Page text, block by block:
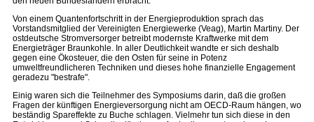
Von einem Quantenfortschritt in der Energieproduktion sprach das
Vorstandsmitglied der Vereinigten Energiewerke (Veag), Martin Martiny. Der
ostdeutsche Stromversorger betreibt modernste Kraftwerke mit dem
Energieträger Braunkohle. In aller Deutlichkeit wandte er sich deshalb
gegen eine Ökosteuer, die den Osten für seine in Potenz
umweltfreundlicheren Techniken und dieses hohe finanzielle Engagement
geradezu "bestrafe".
Einig waren sich die Teilnehmer des Symposiums darin, daß die großen
Fragen der künftigen Energieversorgung nicht am OECD-Raum hängen, wo
beständig Spareffekte zu Buche schlagen. Vielmehr tun sich diese in den